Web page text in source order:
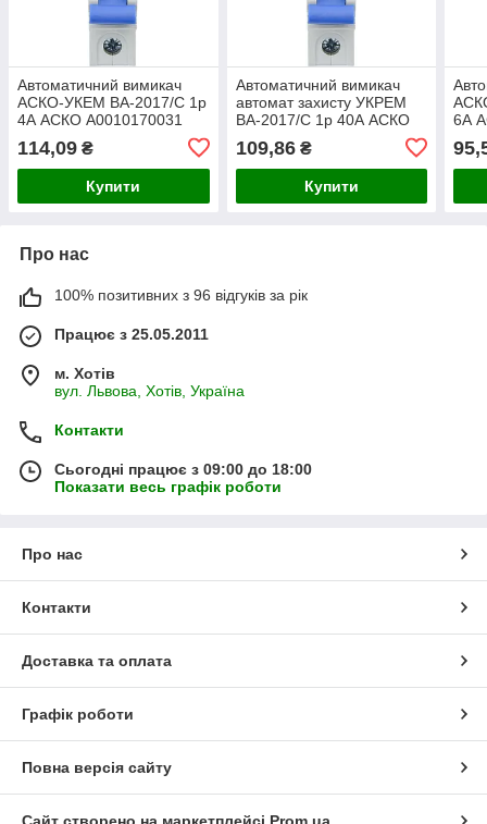
Автоматичний вимикач
АСКО-УКЕМ ВА-2017/C 1р
4А АСКО A0010170031
114,09 ₴
Купити
Автоматичний вимикач
автомат захисту УКРЕМ
ВА-2017/С 1р 40А АСКО
109,86₴
Купити
6А
Про нас
100% позитивних з 96 відгуків за рік
Працює з 25.05.2011
м. Хотів
вул. Львова, Хотів, Україна
Контакти
Сьогодні працює з 09:00 до 18:00
Показати весь графік роботи
Про нас
Контакти
Доставка та оплата
Графік роботи
Повна версія сайту